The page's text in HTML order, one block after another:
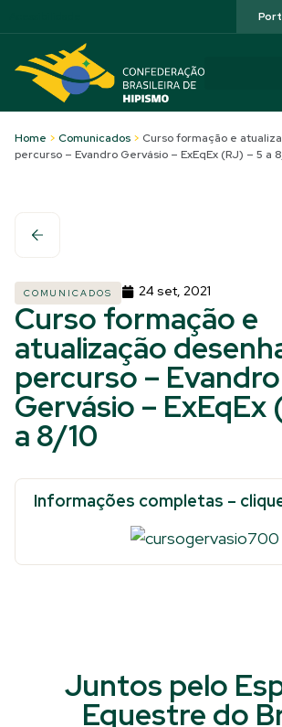
Home > Comunicados > Curso formação e
percurso – Evandro Gervásio – ExEqEx (RJ) – 5 a
COMUNICADOS 24 set, 2021
Curso formação e
atualização
percurso – Evandro
Gervásio – ExEqEx
a 8/10
Informações completas –
Juntos pelo
Equestre do